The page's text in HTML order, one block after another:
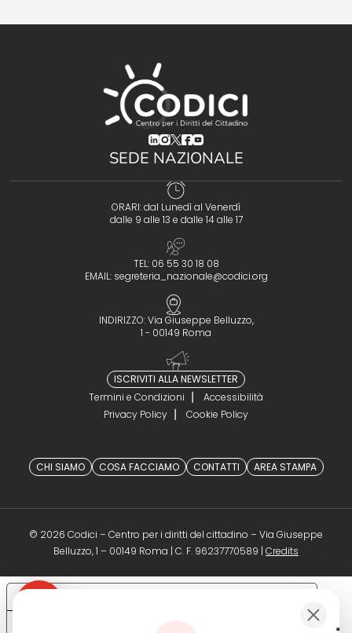
(opens in a new tab)
(opens in a new tab)
(opens in a new tab)
(opens in a new tab)
(opens in a new tab)
SEDE NAZIONALE
ORARI: dal Lunedì al Venerdì
dalle 9 alle 13 e dalle 14 alle 17
TEL: 06 55 30 18 08
EMAIL: segreteria_nazionale@codici.org
INDIRIZZO: Via Giuseppe Belluzzo,
1 - 00149 Roma
ISCRIVITI ALLA NEWSLETTER
Termini e Condizioni
Accessibilità
Privacy Policy
Cookie Policy
CHI SIAMO COSA FACCIAMO CONTATTI AREA STAMPA
© 2026 Codici – Centro per i diritti del cittadino – Via Giuseppe
Belluzzo, 1 – 00149 Roma | C. F. 96237770589 | Credits